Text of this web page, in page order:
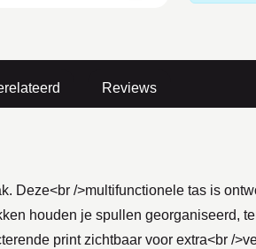
Reviews
Deze<br />multifunctionele tas is
houden je spullen georganiseerd,
print zichtbaar voor extra<br /